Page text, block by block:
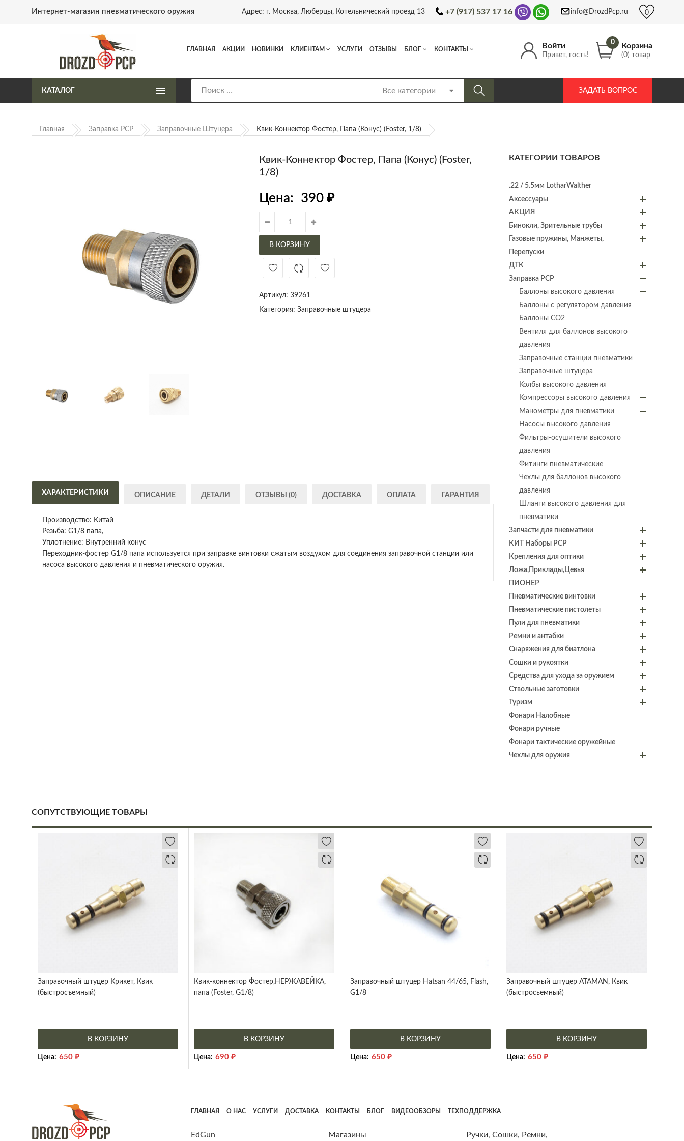
Интернет-магазин пневматического оружия Адрес: г. Москва, Люберцы, Котельнический проезд 13 +7 (917) 537 17 16 info@DrozdPcp.ru 0
Войти
Привет, гость!
0 Корзина
(0) товар
ГЛАВНАЯ АКЦИИ НОВИНКИ КЛИЕНТАМ УСЛУГИ ОТЗЫВЫ БЛОГ КОНТАКТЫ
КАТАЛОГ ЗАДАТЬ ВОПРОС
Главная Заправка PCP Заправочные Штуцера Квик-Коннектор Фостер, Папа (конус) (Foster, 1/8)
Квик-Коннектор Фостер, Папа (конус) (Foster,
1/8)
Цена: 390 ₽
В КОРЗИНУ
Артикул: 39261
Категория: Заправочные штуцера
ХАРАКТЕРИСТИКИ ОПИСАНИЕ ДЕТАЛИ ОТЗЫВЫ (0) ДОСТАВКА ОПЛАТА ГАРАНТИЯ
Производство: Китай
Резьба: G1/8 папа,
Уплотнение: Внутренний конус
Переходник-фостер G1/8 папа используется при заправке винтовки сжатым воздухом для соединения заправочной станции или
насоса высокого давления и пневматического оружия.
КАТЕГОРИИ ТОВАРОВ
.22 / 5.5мм LotharWalther
Аксессуары
АКЦИЯ
Бинокли, Зрительные трубы
Газовые пружины, Манжеты,
Перепуски
ДТК
Заправка PCP
Баллоны высокого давления
Баллоны с регулятором давления
Баллоны СО2
Вентиля для баллонов высокого
давления
Заправочные станции пневматики
Заправочные штуцера
Колбы высокого давления
Компрессоры высокого давления
Манометры для пневматики
Насосы высокого давления
Фильтры-осушители высокого
давления
Фитинги пневматические
Чехлы для баллонов высокого
давления
Шланги высокого давления для
пневматики
Запчасти для пневматики
КИТ Наборы PCP
Крепления для оптики
Ложа,Приклады,Цевья
ПИОНЕР
Пневматические винтовки
Пневматические пистолеты
Пули для пневматики
Ремни и антабки
Снаряжения для биатлона
Сошки и рукоятки
Средства для ухода за оружием
Ствольные заготовки
Туризм
Фонари Налобные
Фонари ручные
Фонари тактические оружейные
Чехлы для оружия
СОПУТСТВУЮЩИЕ ТОВАРЫ
Заправочный штуцер Крикет, Квик
(быстросъемный)
В КОРЗИНУ
Цена: 650 ₽
Квик-коннектор Фостер,НЕРЖАВЕЙКА,
папа (Foster, G1/8)
В КОРЗИНУ
Цена: 690 ₽
Заправочный штуцер Hatsan 44/65, Flash,
G1/8
В КОРЗИНУ
Цена: 650 ₽
Заправочный штуцер ATAMAN, Квик
(быстросьемный)
В КОРЗИНУ
Цена: 650 ₽
ГЛАВНАЯ О НАС УСЛУГИ ДОСТАВКА КОНТАКТЫ БЛОГ ВИДЕООБЗОРЫ ТЕХПОДДЕРЖКА
EdGun Магазины Ручки, Сошки, Ремни,